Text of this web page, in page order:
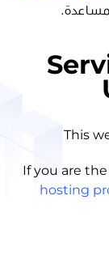
This
If you are
hosting